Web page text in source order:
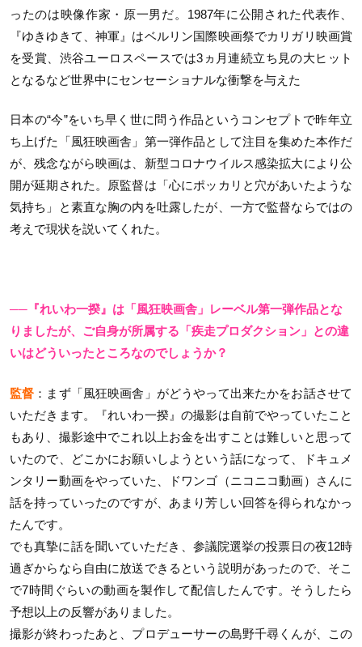
ったのは映像作家・原一男だ。1987年に公開された代表作、
『ゆきゆきて、神軍』はベルリン国際映画祭でカリガリ映画賞
を受賞、渋谷ユーロスペースでは3ヵ月連続立ち見の大ヒット
となるなど世界中にセンセーショナルな衝撃を与えた
日本の“今”をいち早く世に問う作品というコンセプトで昨年立
ち上げた「風狂映画舎」第一弾作品として注目を集めた本作だ
が、残念ながら映画は、新型コロナウイルス感染拡大により公
開が延期された。原監督は「心にポッカリと穴があいたような
気持ち」と素直な胸の内を吐露したが、一方で監督ならではの
考えで現状を説いてくれた。
──『れいわ一揆』は「風狂映画舎」レーベル第一弾作品とな
りましたが、ご自身が所属する「疾走プロダクション」との違
いはどういったところなのでしょうか？
監督 ：まず「風狂映画舎」がどうやって出来たかをお話させて
いただきます。『れいわ一揆』の撮影は自前でやっていたこと
もあり、撮影途中でこれ以上お金を出すことは難しいと思って
いたので、どこかにお願いしようという話になって、ドキュメ
ンタリー動画をやっていた、ドワンゴ（ニコニコ動画）さんに
話を持っていったのですが、あまり芳しい回答を得られなかっ
たんです。
でも真摯に話を聞いていただき、参議院選挙の投票日の夜12時
過ぎからなら自由に放送できるという説明があったので、そこ
で7時間ぐらいの動画を製作して配信したんです。そうしたら
予想以上の反響がありました。
撮影が終わったあと、プロデューサーの島野千尋くんが、この